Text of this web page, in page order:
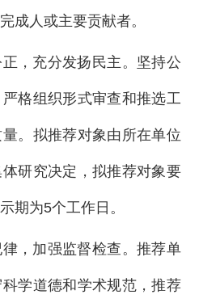
成人或主要贡献者。
充分发扬民主。坚持公
格组织形式审查和推选工
。拟推荐对象由所在单位
研究决定，拟推荐对象要
期为5个工作日。
加强监督检查。推荐单
学道德和学术规范，推荐